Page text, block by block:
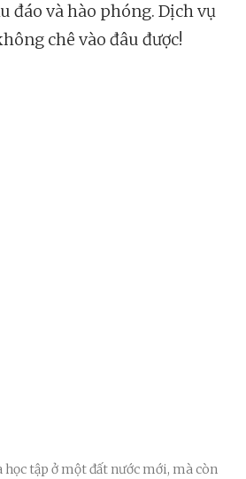
đáo và hào phóng. Dịch vụ
chê vào đâu được!
học tập ở một đất nước mới, mà còn